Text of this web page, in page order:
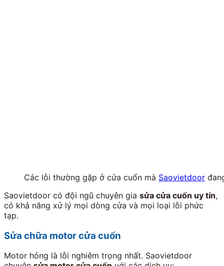
Các lỗi thường gặp ở cửa cuốn mà Saovietdoor
Saovietdoor có đội ngũ chuyên gia sửa cửa cuốn uy tín,
có khả năng xử lý mọi dòng cửa và mọi loại lỗi phức
tạp.
Sửa chữa motor cửa cuốn
Motor hỏng là lỗi nghiêm trọng nhất. Saovietdoor